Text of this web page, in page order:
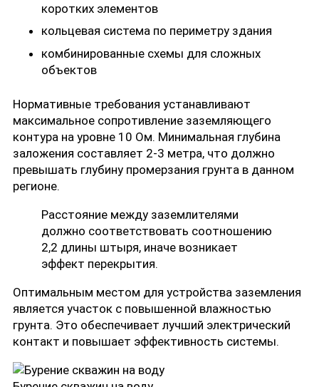
коротких элементов
кольцевая система по периметру здания
комбинированные схемы для сложных
объектов
Нормативные требования устанавливают
максимальное сопротивление заземляющего
контура на уровне 10 Ом. Минимальная глубина
заложения составляет 2-3 метра, что должно
превышать глубину промерзания грунта в данном
регионе.
Расстояние между заземлителями
должно соответствовать соотношению
2,2 длины штыря, иначе возникает
эффект перекрытия.
Оптимальным местом для устройства заземления
является участок с повышенной влажностью
грунта. Это обеспечивает лучший электрический
контакт и повышает эффективность системы.